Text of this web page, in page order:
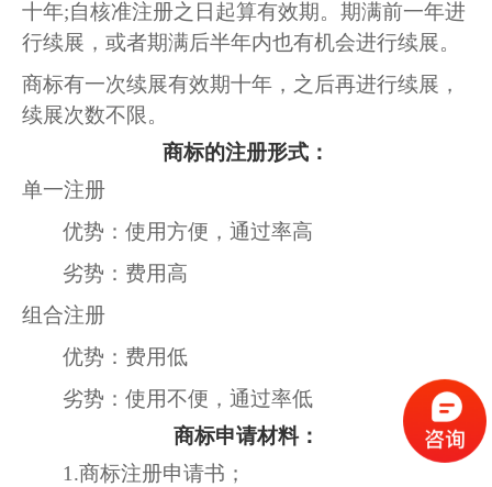
十年;自核准注册之日起算有效期。期满前一年进
行续展，或者期满后半年内也有机会进行续展。
商标有一次续展有效期十年，之后再进行续展，
续展次数不限。
商标的注册形式：
单一注册
优势：使用方便，通过率高
劣势：费用高
组合注册
优势：费用低
劣势：使用不便，通过率低
商标申请材料：
1.商标注册申请书；